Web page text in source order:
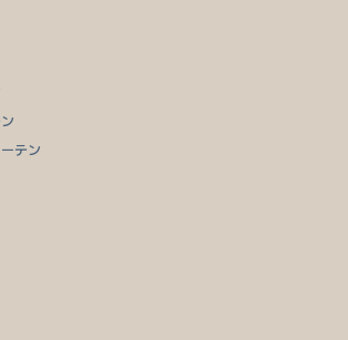
テン